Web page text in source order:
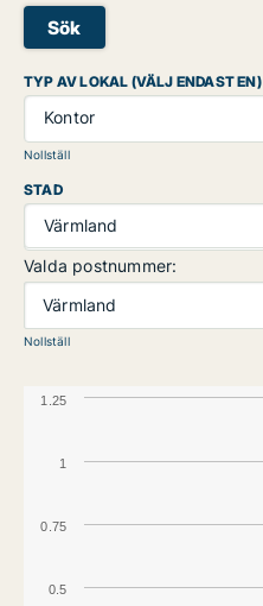
Sök
TYP AV LOKAL (VÄLJ ENDAST EN)
Kontor
Nollställ
STAD
Värmland
Valda postnummer:
Värmland
Nollställ
1
0.5
0.75
1.25